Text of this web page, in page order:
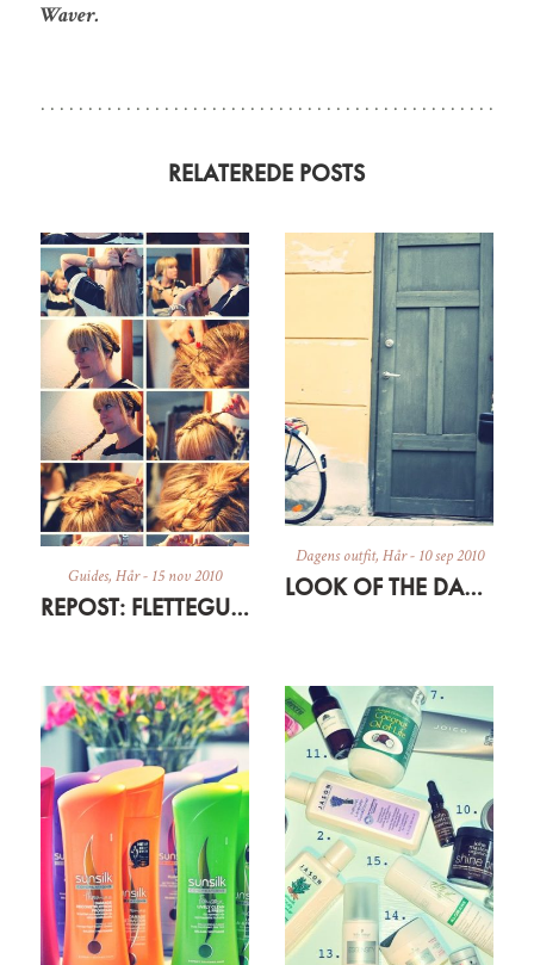
Waver.
RELATEREDE POSTS
Guides, Hår- 15 nov 2010
REPOST: FLETTEGUIDE/HOW TO: BRAIDED UP DO
Dagens outfit, Hår- 10 sep 2010
LOOK OF THE DAY: LITTLE GREEN CAPE AND NEW HAIR COLOR